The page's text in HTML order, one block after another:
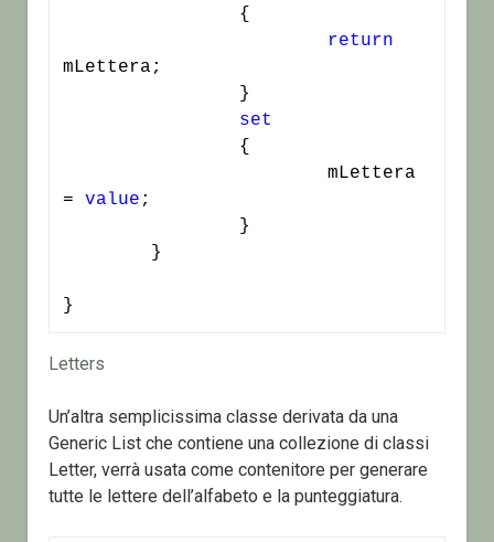
return
mLettera;
set
= value ;
}
Letters
Un’altra semplicissima classe derivata da una
Generic List che contiene una collezione di classi
Letter, verrà usata come contenitore per generare
tutte le lettere dell’alfabeto e la punteggiatura.